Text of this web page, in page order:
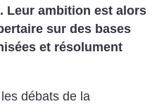
Leur ambition est alors
sur des bases
et résolument
débats de la